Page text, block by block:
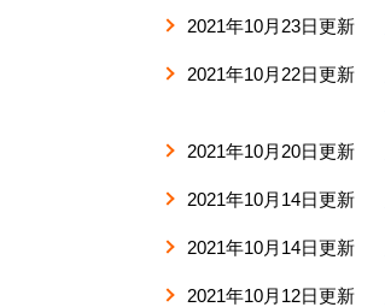
2021年10月23日更新
2021年10月22日更新
2021年10月20日更新
2021年10月14日更新
2021年10月14日更新
2021年10月12日更新